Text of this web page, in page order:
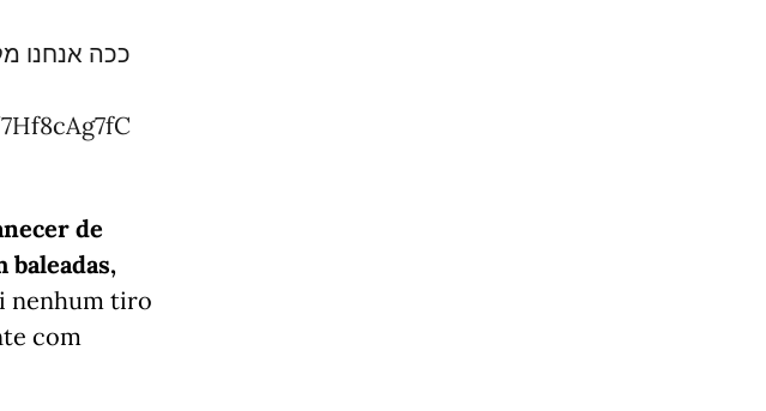
ככה אנחנו
de
baleadas,
nenhum tiro
com